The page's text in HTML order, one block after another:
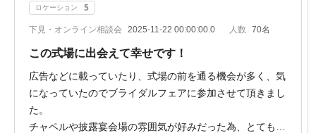
ロケーション 5
下見・オンライン相談会 2025-11-22 00:00:00.0 人数 70名
この式場に出会えて幸せです！
広告などに載っていたり、式場の前を通る機会が多く、気
になっていたのでブライダルフェアに参加させて頂きまし
た。
チャペルや披露宴会場の雰囲気が好みだった為、とても気